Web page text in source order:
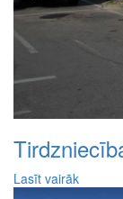
Lasīt vairāk